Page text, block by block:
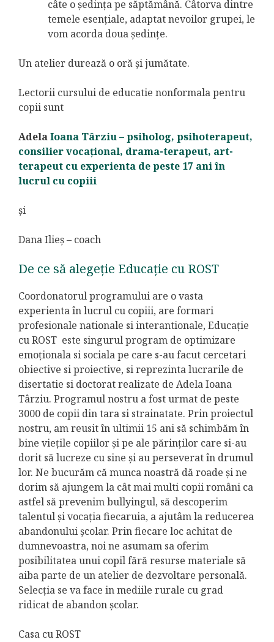
câte o ședința pe săptămână. Câtorva dintre
temele esențiale, adaptat nevoilor grupei, le
vom acorda doua ședințe.
Un atelier durează o oră și jumătate.
Lectorii cursului de educatie nonformala pentru
copii sunt
AdelaIoana Târziu – psiholog, psihoterapeut,
consilier vocațional, drama-terapeut, art-
terapeut cu experienta de peste 17 ani în
lucrul cu copiii
și
Dana Ilieș – coach
De ce să alegeție Educație cu ROST
Coordonatorul programului are o vasta
experienta în lucrul cu copiii, are formari
profesionale nationale si interantionale, Educație
cu ROST este singurul program de optimizare
emoționala si sociala pe care s-au facut cercetari
obiective si proiective, si reprezinta lucrarile de
disertatie si doctorat realizate de Adela Ioana
Târziu. Programul nostru a fost urmat de peste
3000 de copii din tara si strainatate. Prin proiectul
nostru, am reusit în ultimii 15 ani să schimbăm în
bine viețile copiilor și pe ale părinților care si-au
dorit să lucreze cu sine și au perseverat în drumul
lor. Ne bucurăm că munca noastră dă roade și ne
dorim să ajungem la cât mai multi copii români ca
astfel să prevenim bullyingul, să descoperim
talentul și vocația fiecaruia, a ajutâm la reducerea
abandonului școlar. Prin fiecare loc achitat de
dumnevoastra, noi ne asumam sa oferim
posibilitatea unui copil fără resurse materiale să
aiba parte de un atelier de dezvoltare personală.
Selecția se va face in mediile rurale cu grad
ridicat de abandon școlar.
Casa cu ROST